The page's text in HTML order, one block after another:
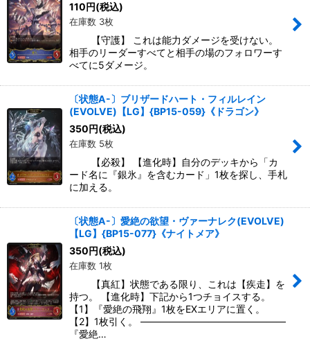
110円(税込)
在庫数 3枚
【守護】 これは能力ダメージを受けない。
相手のリーダーすべてと相手の場のフォロワーす
べてに5ダメージ。
〔状態A-〕ブリザードハート・フィルレイン
(EVOLVE)【LG】{BP15-059}《ドラゴン》
350円(税込)
在庫数 5枚
【必殺】 【進化時】自分のデッキから「カ
ード名に『銀氷』を含むカード」1枚を探し、手札
に加える。
〔状態A-〕愛絶の欲望・ヴァーナレク(EVOLVE)
【LG】{BP15-077}《ナイトメア》
350円(税込)
在庫数 1枚
【真紅】状態である限り、これは【疾走】を
持つ。 【進化時】下記から1つチョイスする。
【1】『愛絶の飛翔』1枚をEXエリアに置く。
【2】1枚引く。 ―――――――――――――――
『愛絶…